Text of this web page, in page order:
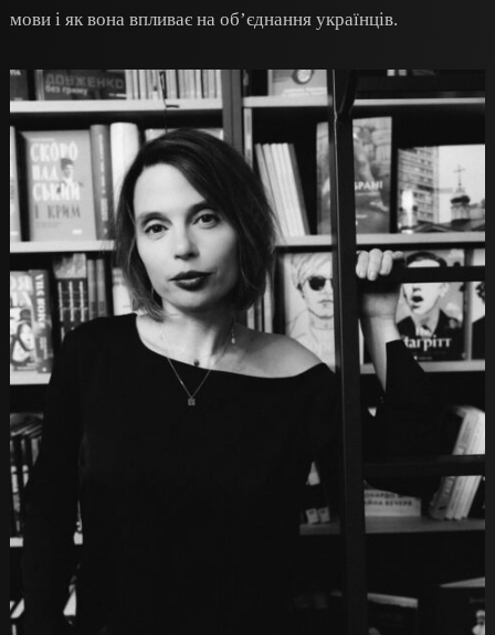
мови і як вона впливає на об’єднання українців.